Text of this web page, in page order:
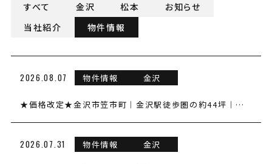
買いたい方
売りたい方
会社案内
ANDについて
すべて 金沢 松本
お知らせ
当社紹介
物件情報
2026.08.07 物件情報 金沢
★価格改定★金沢市笠市町｜金沢駅徒歩圏の約44坪｜売土地
2026.07.31 物件情報 金沢